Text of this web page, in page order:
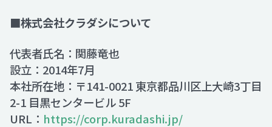
■株式会社クラダシについて
代表者氏名：関藤竜也
設立：2014年7月
本社所在地：〒141-0021 東京都品川区上大崎3丁目
2-1 目黒センタービル 5F
URL： https://corp.kuradashi.jp/